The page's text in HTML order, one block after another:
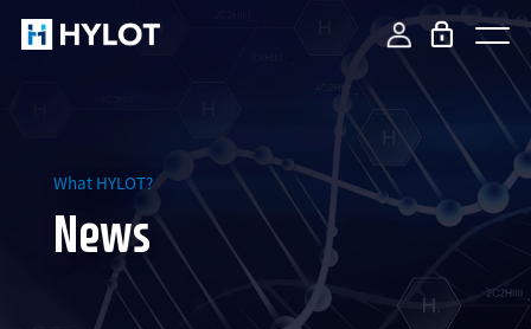
What HYLOT?
News